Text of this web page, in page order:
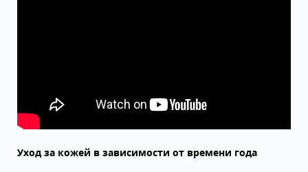
Уход за кожей в зависимости от времени года